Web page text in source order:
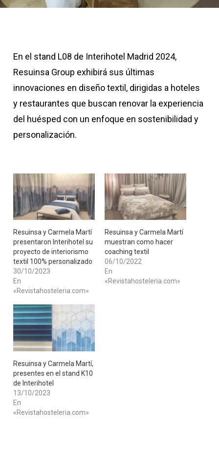
En el stand L08 de Interihotel Madrid 2024,
Resuinsa Group exhibirá sus últimas
innovaciones en diseño textil, dirigidas a hoteles
y restaurantes que buscan renovar la experiencia
del huésped con un enfoque en sostenibilidad y
personalización.
Resuinsa y Carmela Martí
presentaron Interihotel su
proyecto de interiorismo
textil 100% personalizado
30/10/2023
En
«Revistahosteleria.com»
​Resuinsa y Carmela Martí
muestran como hacer
coaching textil
06/10/2022
En
«Revistahosteleria.com»
Resuinsa y Carmela Martí,
presentes en el stand K10
de Interihotel
13/10/2023
En
«Revistahosteleria.com»